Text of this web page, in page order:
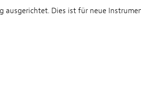
Dies ist für neue